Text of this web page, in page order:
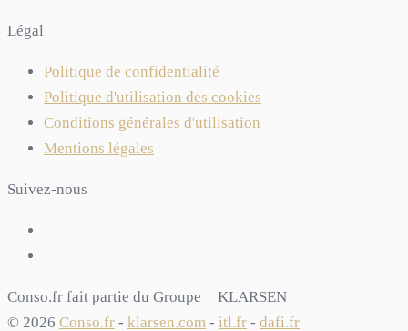
Légal
Politique de confidentialité
Politique d'utilisation des cookies
Conditions générales d'utilisation
Mentions légales
Suivez-nous
Conso.fr fait partie du Groupe
KLARSEN
© 2026 Conso.fr - klarsen.com - itl.fr - dafi.fr